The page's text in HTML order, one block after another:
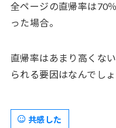
全ページの直帰率は70
った場合。
直帰率はあまり高くな
られる要因はなんでし
共感した